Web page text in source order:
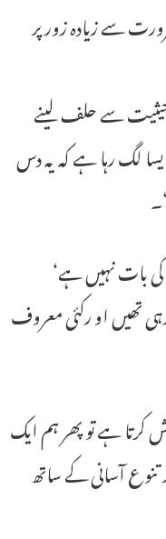
سے زیادہ زور پر
سے حلف لینے
لگ رہا ہے کہ یہ دس
کی بات نہیں ہے‘
تھیں او رکئی معروف
کرتا ہے تو پھر ہم ایک
آسانی کے ساتھ